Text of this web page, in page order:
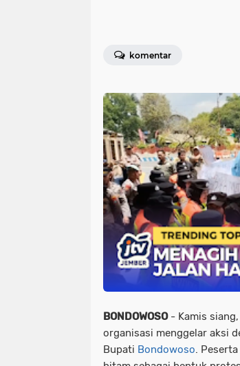
komentar
BONDOWOSO- Kamis
organisasi menggelar aksi
Bupati Bondowoso.